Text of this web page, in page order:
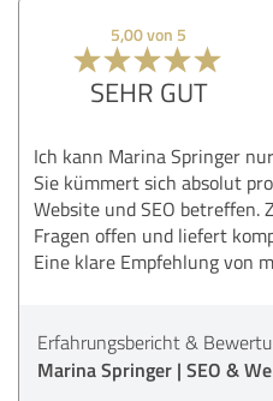
5,00 von 5
SEHR GUT
Ich kann Marina Springer
Sie kümmert sich absolut
Website und SEO betreffen.
Fragen offen und liefert
Eine klare Empfehlung von
Erfahrungsbericht &
Marina Springer | SEO &